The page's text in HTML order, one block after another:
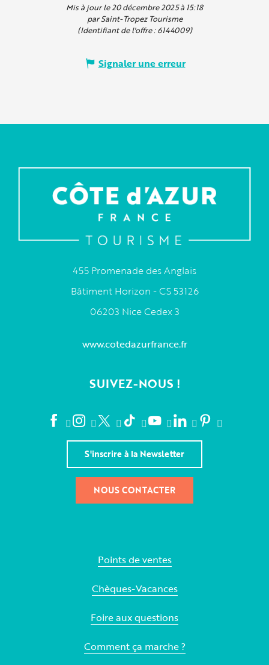
Mis à jour le 20 décembre 2025 à 15:18
par Saint-Tropez Tourisme
(Identifiant de l'offre :6144009)
Signaler une erreur
455 Promenade des Anglais
Bâtiment Horizon - CS 53126
06203 Nice Cedex 3
www.cotedazurfrance.fr
SUIVEZ-NOUS !
S'inscrire à la Newsletter
NOUS CONTACTER
Points de ventes
Chèques-Vacances
Foire aux questions
Comment ça marche ?